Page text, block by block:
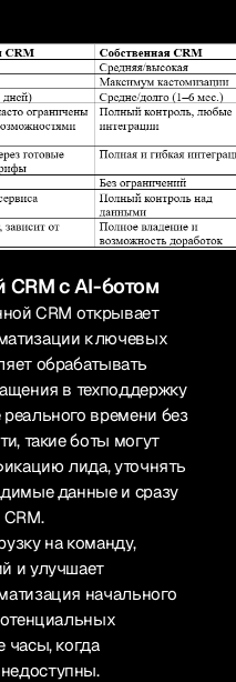
CRM с AI-ботом
CRM открывает
ключевых
обрабатывать
в техподдержку
времени без
такие боты могут
лида, уточнять
данные и сразу
на команду,
и улучшает
начального
часы, когда